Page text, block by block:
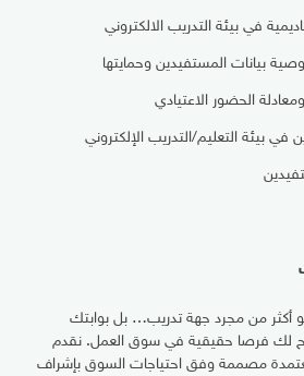
في بيئة التدريب الالكتروني
بيانات المستفيدين وحمايتها
الحضور الاعتيادي
بيئة التعليم/التدريب الإلكتروني
أكثر من مجرد جهة تدريب… بل بوابتك
لك فرصا حقيقية في سوق العمل. نقدم
مصممة وفق احتياجات السوق بإشراف